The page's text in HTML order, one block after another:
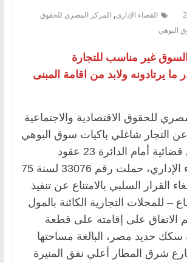
القضاء الإداري, المركز المصري للحقوق
البوهي
غير مناسب للتجارة
ما يرتادونه ولابد من اقامة المبنى
للحقوق الاقتصادية والاجتماعية
التجار شاغلي باكيات سوق البوهي
بإمبابة – دعوى قضائية أمام الدائرة 23 عقود
بمحكمة القضاء الإداري، حملت رقم 33076 لسنة 75
القرار السلبي بالامتناع عن تنفيذ
– للمحلات التجارية الكائنة بالمول
الاتفاق على إقامته على قطعة
حديد مصر، البالغة مساحتها
شارع شرق المطار أعلي نفق المنيرة